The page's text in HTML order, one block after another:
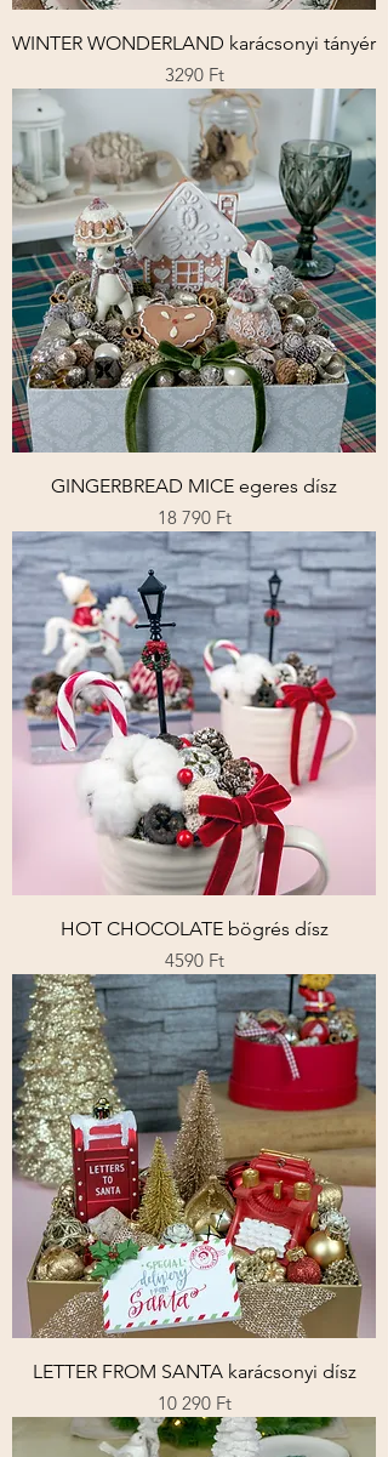
WINTER WONDERLAND karácsonyi tányér
Ár
3290 Ft
GINGERBREAD MICE egeres dísz
Ár
18 790 Ft
HOT CHOCOLATE bögrés dísz
Ár
4590 Ft
LETTER FROM SANTA karácsonyi dísz
Ár
10 290 Ft